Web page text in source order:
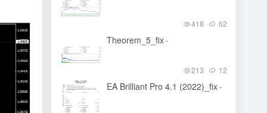
418 62
Theorem_5_fix-
213 12
EA Brilliant Pro 4.1 (2022)_fix-